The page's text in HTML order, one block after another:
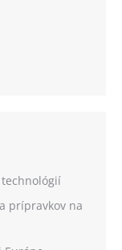
technológií
prípravkov na